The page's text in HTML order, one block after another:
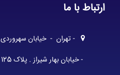
ارتباط با ما
- تهران - خیابان سهروردی
- خیابان بهار شیراز . پلاک 125